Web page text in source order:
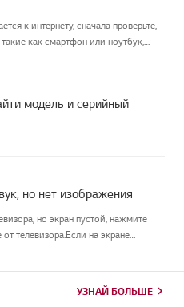
к интернету, сначала проверьте,
как смартфон или ноутбук,
модель и серийный
но нет изображения
но экран пустой, нажмите
телевизора.Если на экране
УЗНАЙ БОЛЬШЕ